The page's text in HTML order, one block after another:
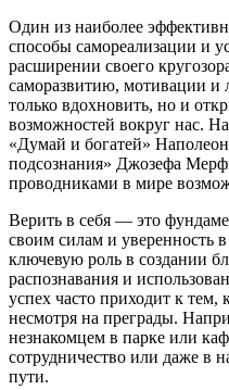
Один из наиболее
способы самореализации и
расширении своего
саморазвитию, мотивации и
только вдохновить, но и
возможностей вокруг нас.
«Думай и богатей»
подсознания» Джозефа
проводниками в мире
Верить в себя — это
своим силам и уверенность
ключевую роль в создании
распознавания и
успех часто приходит к тем,
несмотря на преграды.
незнакомцем в парке или
сотрудничество или даже в
пути.